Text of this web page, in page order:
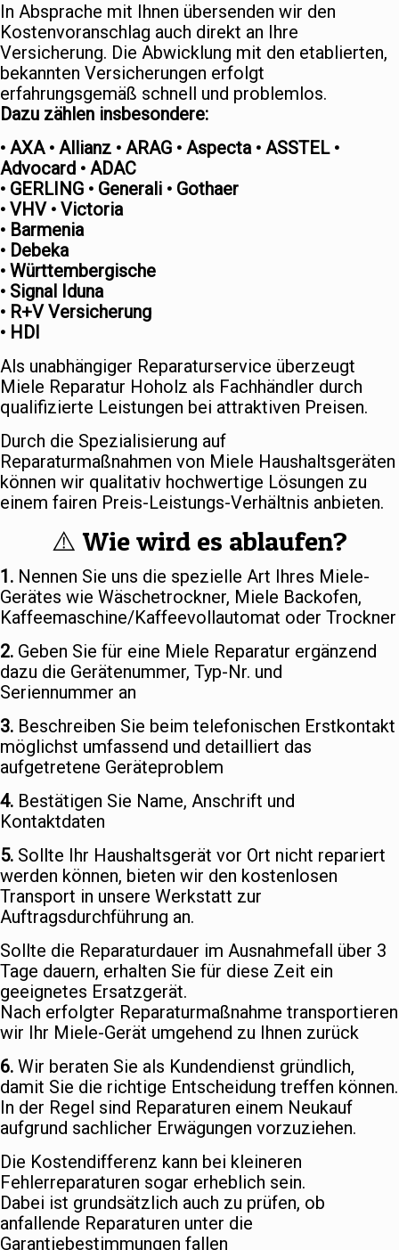
In Absprache mit Ihnen übersenden wir den
Kostenvoranschlag auch direkt an Ihre
Versicherung. Die Abwicklung mit den etablierten,
bekannten Versicherungen erfolgt
erfahrungsgemäß schnell und problemlos.
Dazu zählen insbesondere:
• AXA • Allianz • ARAG • Aspecta • ASSTEL •
Advocard • ADAC
• GERLING • Generali • Gothaer
• VHV • Victoria
• Barmenia
• Debeka
• Württembergische
• Signal Iduna
• R+V Versicherung
• HDI
Als unabhängiger Reparaturservice überzeugt
Miele Reparatur Hoholz als Fachhändler durch
qualifizierte Leistungen bei attraktiven Preisen.
Durch die Spezialisierung auf
Reparaturmaßnahmen von Miele Haushaltsgeräten
können wir qualitativ hochwertige Lösungen zu
einem fairen Preis-Leistungs-Verhältnis anbieten.
⚠️ Wie wird es ablaufen?
1. Nennen Sie uns die spezielle Art Ihres Miele-
Gerätes wie Wäschetrockner, Miele Backofen,
Kaffeemaschine/Kaffeevollautomat oder Trockner
2. Geben Sie für eine Miele Reparatur ergänzend
dazu die Gerätenummer, Typ-Nr. und
Seriennummer an
3. Beschreiben Sie beim telefonischen Erstkontakt
möglichst umfassend und detailliert das
aufgetretene Geräteproblem
4. Bestätigen Sie Name, Anschrift und
Kontaktdaten
5. Sollte Ihr Haushaltsgerät vor Ort nicht repariert
werden können, bieten wir den kostenlosen
Transport in unsere Werkstatt zur
Auftragsdurchführung an.
Sollte die Reparaturdauer im Ausnahmefall über 3
Tage dauern, erhalten Sie für diese Zeit ein
geeignetes Ersatzgerät.
Nach erfolgter Reparaturmaßnahme transportieren
wir Ihr Miele-Gerät umgehend zu Ihnen zurück
6. Wir beraten Sie als Kundendienst gründlich,
damit Sie die richtige Entscheidung treffen können.
In der Regel sind Reparaturen einem Neukauf
aufgrund sachlicher Erwägungen vorzuziehen.
Die Kostendifferenz kann bei kleineren
Fehlerreparaturen sogar erheblich sein.
Dabei ist grundsätzlich auch zu prüfen, ob
anfallende Reparaturen unter die
Garantiebestimmungen fallen